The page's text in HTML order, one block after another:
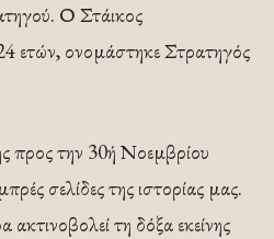
Ο Στάικος
ετών, ονομάστηκε Στρατηγός
προς την 30ή Νοεμβρίου
σελίδες της ιστορίας μας.
τη δόξα εκείνης